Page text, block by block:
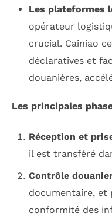
Les plateformes
opérateur
crucial. Cainiao
déclaratives et
douanières,
Les principales
Réception et
il est transféré
Contrôle
documentaire, et
conformité des